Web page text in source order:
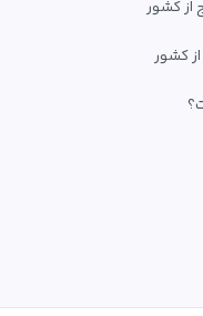
کشور